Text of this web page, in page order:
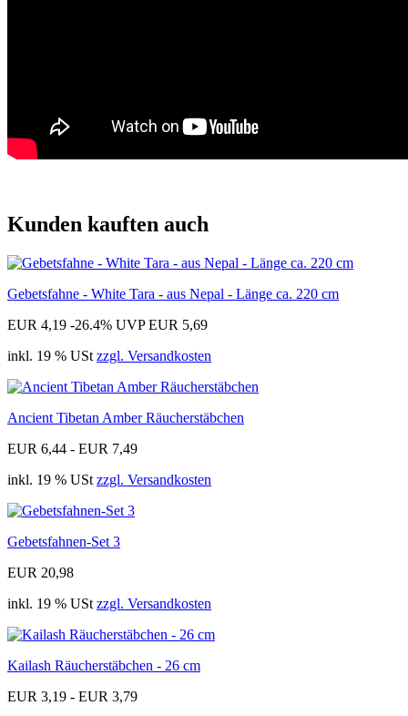
Kunden kauften auch
Gebetsfahne - White Tara - aus Nepal - Länge ca. 220 cm
EUR 4,19 -26.4% UVP EUR 5,69
inkl. 19 % USt zzgl. Versandkosten
Ancient Tibetan Amber Räucherstäbchen
EUR 6,44 - EUR 7,49
inkl. 19 % USt zzgl. Versandkosten
Gebetsfahnen-Set 3
EUR 20,98
inkl. 19 % USt zzgl. Versandkosten
Kailash Räucherstäbchen - 26 cm
EUR 3,19 - EUR 3,79